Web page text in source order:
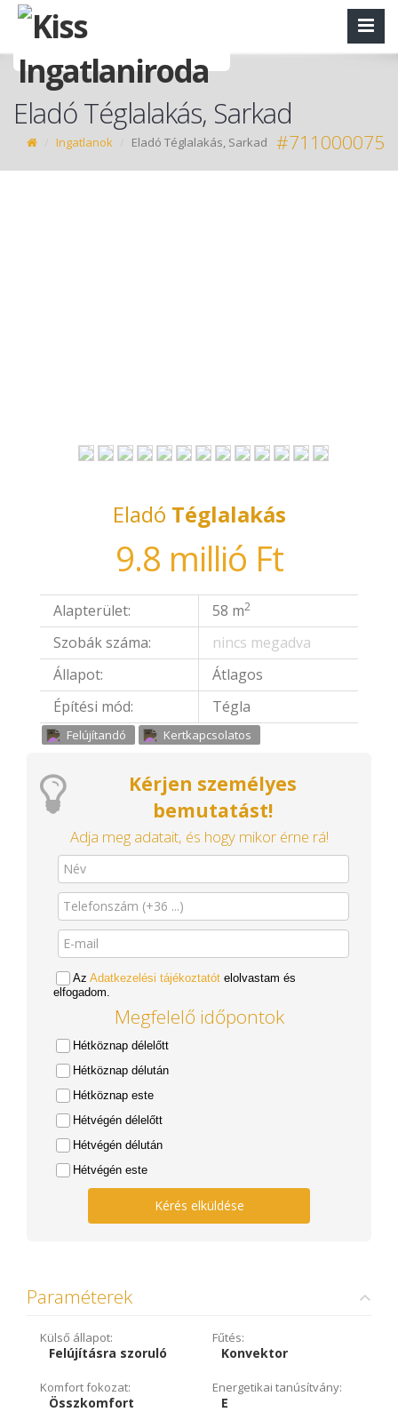
Eladó Téglalakás, Sarkad
Ingatlanok Eladó Téglalakás, Sarkad #711000075
Eladó Téglalakás
9.8 millió Ft
Alapterület: 58 m2
Szobák száma:
nincs megadva
Állapot:
Átlagos
Építési mód:
Tégla
Felújítandó Kertkapcsolatos
Kérjen személyes
bemutatást!
Adja meg adatait, és hogy mikor érne rá!
Az Adatkezelési tájékoztatót elolvastam és
elfogadom.
Megfelelő időpontok
Hétköznap délelőtt
Hétköznap délután
Hétköznap este
Hétvégén délelőtt
Hétvégén délután
Hétvégén este
Kérés elküldése
Paraméterek
Külső állapot:
Felújításra szoruló
Fűtés:
Konvektor
Komfort fokozat:
Összkomfort
Energetikai tanúsítvány:
E